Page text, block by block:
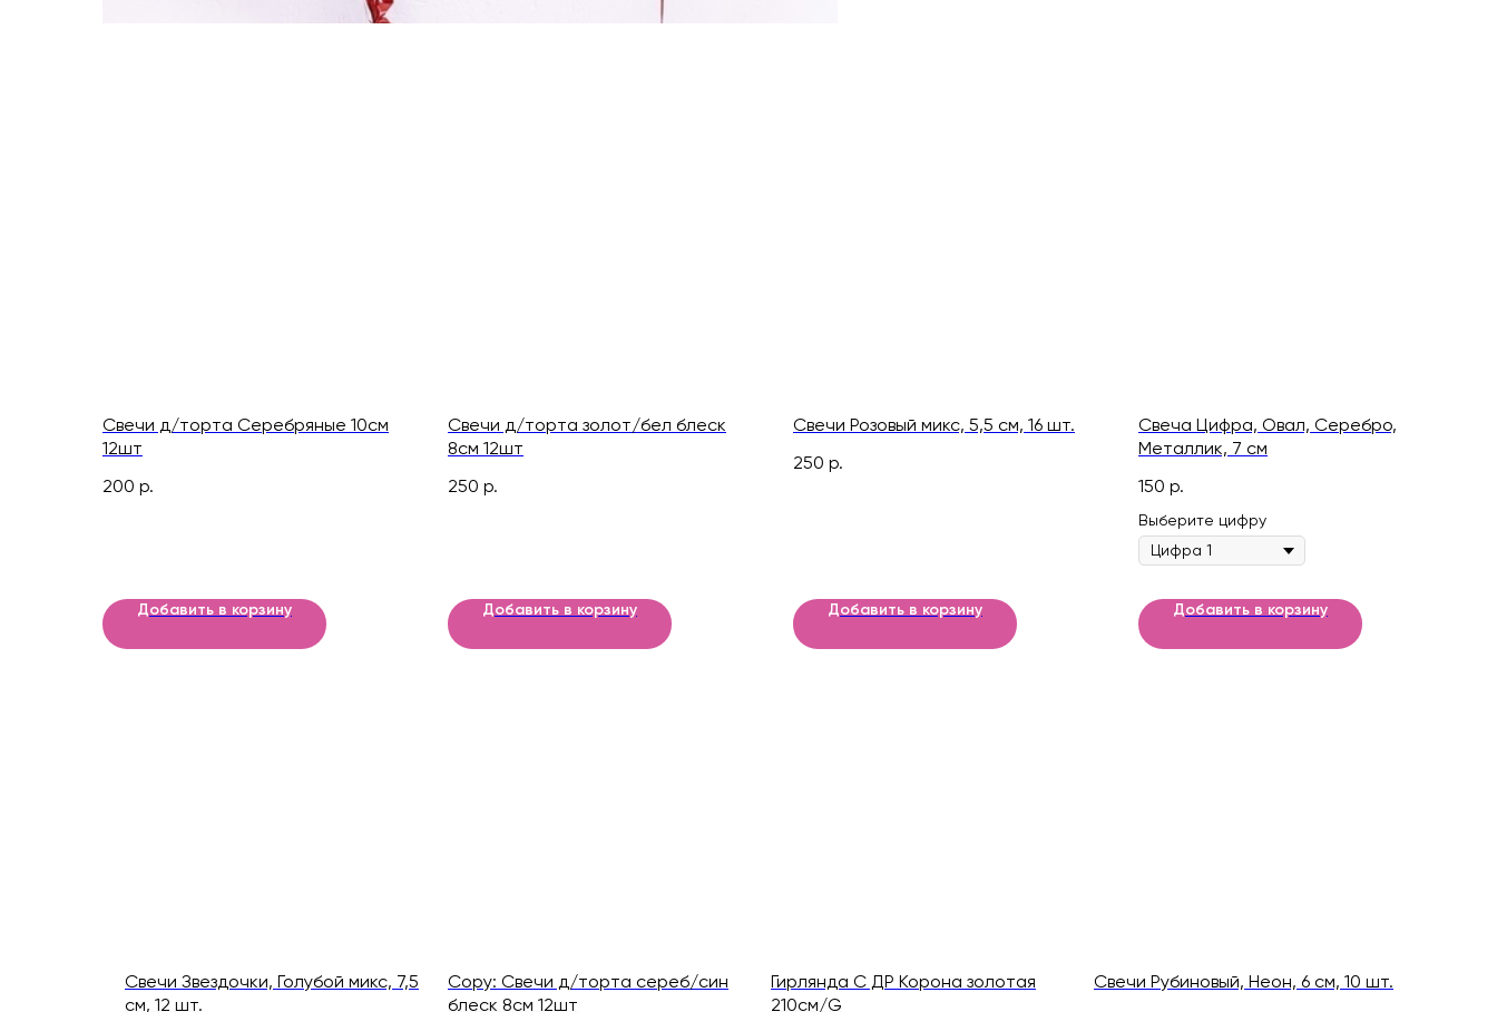
Свечи д/торта Серебряные 10см
12шт
200 р.
Добавить в корзину
Свечи д/торта золот/бел блеск
8см 12шт
250 р.
Добавить в корзину
Свечи Розовый микс, 5,5 см, 16 шт.
250 р.
Добавить в корзину
Свеча Цифра, Овал, Серебро,
Металлик, 7 см
150 р.
Выберите цифру
Добавить в корзину
Свечи Звездочки, Голубой микс, 7,5
см, 12 шт.
Copy: Свечи д/торта сереб/син
блеск 8см 12шт
Гирлянда С ДР Корона золотая
210см/G
Свечи Рубиновый, Неон, 6 см, 10 шт.